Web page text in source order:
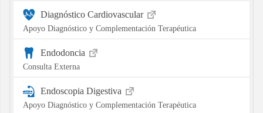
Diagnóstico Cardiovascular
Apoyo Diagnóstico y Complementación Terapéutica
Endodoncia
Consulta Externa
Endoscopia Digestiva
Apoyo Diagnóstico y Complementación Terapéutica